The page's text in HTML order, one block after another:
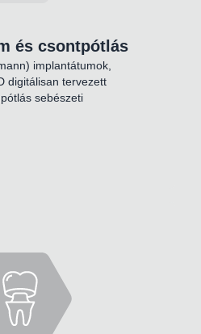
és csontpótlás
implantátumok,
digitálisan tervezett
sebészeti